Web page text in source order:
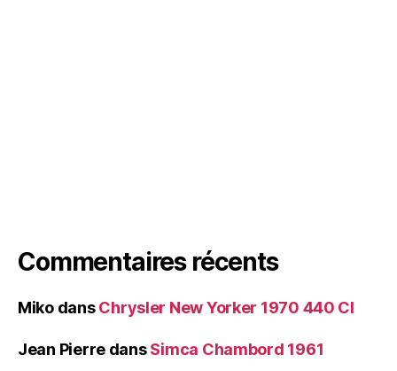
Commentaires récents
MikodansChrysler New Yorker 1970 440 CI
Jean Pierre dansSimca Chambord 1961